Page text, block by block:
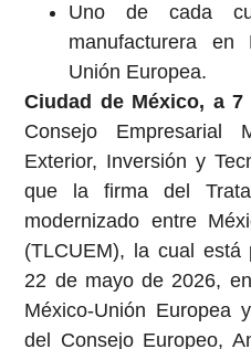
Uno de cada
manufacturera
Unión Europea.
Ciudad de México, a 7
Consejo Empresarial
Exterior, Inversión y
que la firma del
modernizado entre
(TLCUEM), la cual está
22 de mayo de 2026,
México-Unión Europea
del Consejo Europeo,